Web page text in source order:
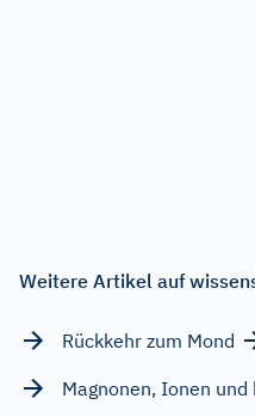
Weitere Artikel auf
Rückkehr zum Mond
Magnonen, Ionen